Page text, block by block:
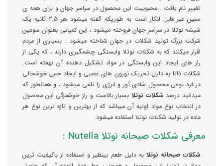
تغییر نام یافت . محبوبیت این محصول در سراسر جهان و برای همه ی
سنین غیر قابل انکار است به طوریکه گفته میشود هر 2,5 ثانیه یک
شیشه نوتلا در سراسر جهان فروخته میشود ، این کمپانی بعنوان سومین
شرکت بزرگ تولید شکلات در جهان شناخته میشود . بسیاری از مردم
اقرار میکنند که به شکلات نوتلا وابستگی چشمگیری دارند ، که یکی از
راز های ایجاد این وابستگی در مواد تشکیل دهنده آن نهفته است.
شکلات ذاتا به دلیل تحریک نورون های عصبی و ایجاد حس خوشحالی
در فرد نوعی محصول شادی آور و انرژی زا تلقی میشود ، و همانطور که
میدانید درصد شکلات نوتلا بسیار بالاست و راز خوشمزگی این محصول
در انتخاب نوع مواد اولیه آن میباشد که از بهترین و تازه ترین نوع هر
ماده در تولید شکلات نوتلا استفاده میشود.
معرفی شکلات صبحانه نوتلا Nutella :
شکلات صبحانه نوتلا به دلیل طعم بینظیر و استفاده از باکیفیت ترین